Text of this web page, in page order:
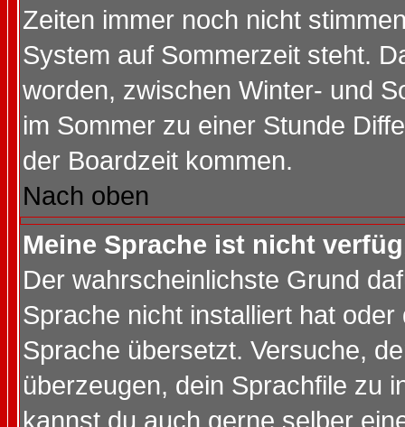
Zeiten immer noch nicht
System auf Sommerzeit steht.
worden, zwischen Winter- und
im Sommer zu einer Stunde
der Boardzeit kommen.
Nach oben
Meine Sprache ist nicht
Der wahrscheinlichste Grund
Sprache nicht installiert hat
Sprache übersetzt. Versuche,
überzeugen, dein Sprachfile zu
kannst du auch gerne selber